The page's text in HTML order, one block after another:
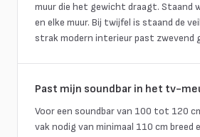
muur die het gewicht draagt. Staand
en elke muur. Bij twijfel is staand de
strak modern interieur past zwevend
Past mijn soundbar in het tv-
Voor een soundbar van 100 tot 120
vak nodig van minimaal 110 cm